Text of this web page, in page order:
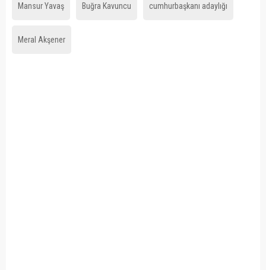
Mansur Yavaş Buğra Kavuncu cumhurbaşkanı adaylığı
Meral Akşener